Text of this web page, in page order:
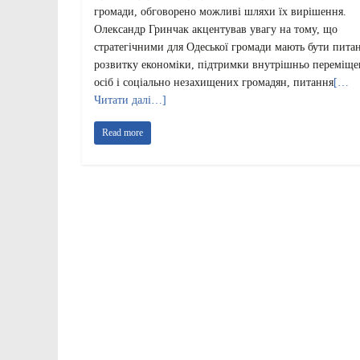
громади, обговорено можливі шляхи їх вирішення.
Олександр Гринчак акцентував увагу на тому, що
стратегічними для Одеської громади мають бути
розвитку економіки, підтримки внутрішньо
осіб і соціально незахищених громадян, питання[…
Читати далі…]
Read more